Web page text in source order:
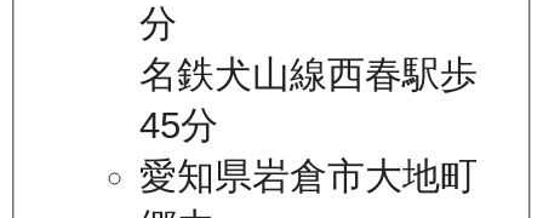
分
名鉄犬山線西春駅歩
45分
愛知県岩倉市大地町